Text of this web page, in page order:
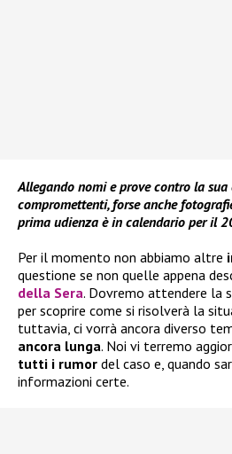
Allegando nomi e prove contro la sua
compromettenti, forse anche
prima udienza è in calendario per il
Per il momento non abbiamo altre
questione se non quelle appena
della Sera. Dovremo attendere la
per scoprire come si risolverà la
tuttavia, ci vorrà ancora diverso
ancora lunga. Noi vi terremo
tutti i rumor del caso e, quando
informazioni certe.